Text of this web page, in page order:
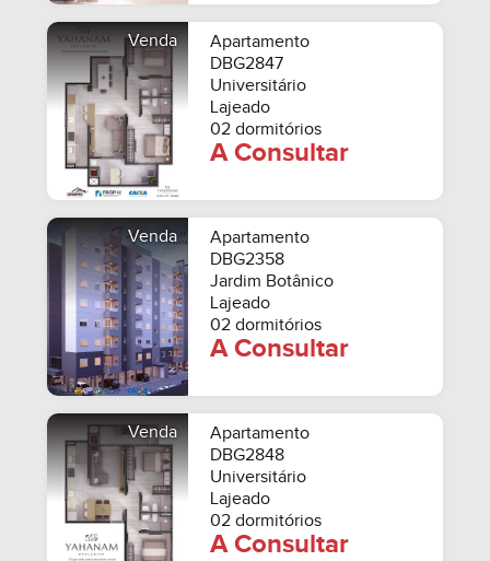
Venda
Apartamento
DBG2847
Universitário
Lajeado
02 dormitórios
A Consultar
Venda
Apartamento
DBG2358
Jardim Botânico
Lajeado
02 dormitórios
A Consultar
Venda
Apartamento
DBG2848
Universitário
Lajeado
02 dormitórios
A Consultar